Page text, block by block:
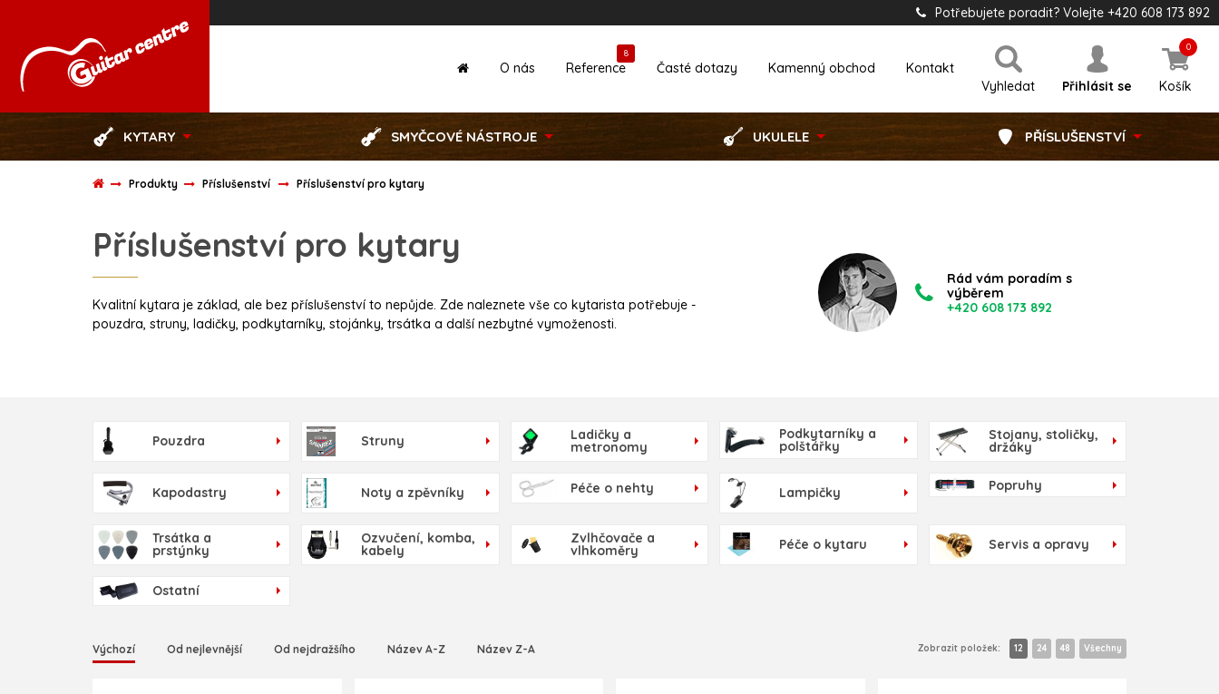
Potřebujete poradit? Volejte +420 608 173 892
Vyhledat Přihlásit se Košík
0
O nás Reference
8
Časté dotazy Kamenný obchod Kontakt
KYTARY SMYČCOVÉ NÁSTROJE UKULELE PŘÍSLUŠENSTVÍ
Produkty Příslušenství Příslušenství pro kytary
Příslušenství pro kytary
Kvalitní kytara je základ, ale bez příslušenství to nepůjde. Zde naleznete vše co kytarista potřebuje -
pouzdra, struny, ladičky, podkytarníky, stojánky, trsátka a další nezbytné vymoženosti.
Rád vám poradím s
výběrem
+420 608 173 892
Pouzdra Struny Ladičky a
metronomy
Podkytarníky a
polštářky
Stojany, stoličky,
držáky
Kapodastry Noty a zpěvníky Péče o nehty Lampičky Popruhy
Trsátka a
prstýnky
Ozvučení, komba,
kabely
Zvlhčovače a
vlhkoměry Péče o kytaru Servis a opravy
Ostatní
Výchozí Od nejlevnější Od nejdražšího Název A-Z Název Z-A Zobrazit položek: 12 24 48 Všechny